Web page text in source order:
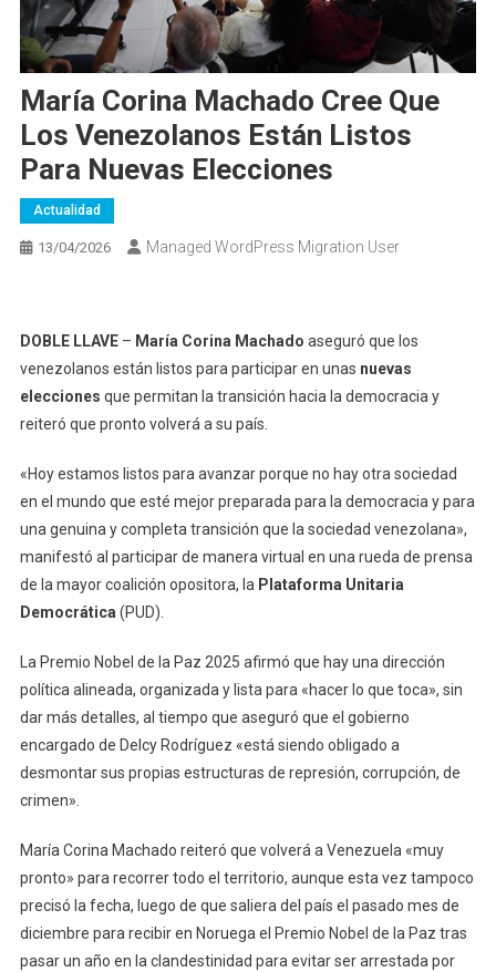
María Corina Machado Cree Que
Los Venezolanos Están Listos
Para Nuevas Elecciones
Actualidad
13/04/2026 Managed WordPress Migration User
DOBLE LLAVE– María Corina Machado aseguró que los
venezolanos están listos para participar en unas nuevas
elecciones que permitan la transición hacia la democracia y
reiteró que pronto volverá a su país.
«Hoy estamos listos para avanzar porque no hay otra sociedad
en el mundo que esté mejor preparada para la democracia y para
una genuina y completa transición que la sociedad venezolana»,
manifestó al participar de manera virtual en una rueda de prensa
de la mayor coalición opositora, laPlataforma Unitaria
Democrática(PUD).
La Premio Nobel de la Paz 2025 afirmó que hay una dirección
política alineada, organizada y lista para «hacer lo que toca», sin
dar más detalles, al tiempo que aseguró que el gobierno
encargado de Delcy Rodríguez «está siendo obligado a
desmontar sus propias estructuras de represión, corrupción, de
crimen».
María Corina Machado reiteró que volverá a Venezuela «muy
pronto» para recorrer todo el territorio, aunque esta vez tampoco
precisó la fecha, luego de que saliera del país el pasado mes de
diciembre para recibir en Noruega el Premio Nobel de la Paz tras
pasar un año en la clandestinidad para evitar ser arrestada por